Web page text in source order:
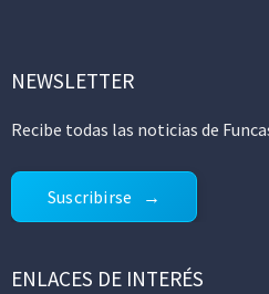
NEWSLETTER
Recibe todas las noticias de
Suscribirse
ENLACES DE INTERÉS